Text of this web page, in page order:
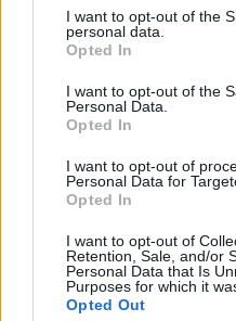
not limited to your visit or
grant or deny consent to
use your data for below
consent section.
I want to opt-out of the
personal data.
Opted In
I want to opt-out of the
Personal Data.
Opted In
I want to opt-out of
Personal Data for
Opted In
I want to opt-out of
Retention, Sale, and/or
Personal Data that Is
Purposes for which it
Opted Out
no quieras perderte,
solución de
AUTOR
Linda
proceso de
portuaria,
una entrevista
responsabilidad